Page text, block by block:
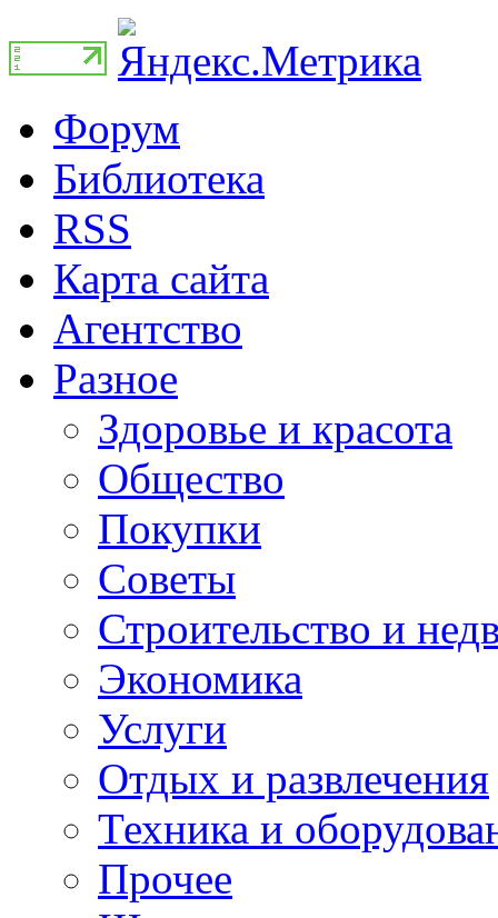
Форум
Библиотека
RSS
Карта сайта
Агентство
Разное
Здоровье и красота
Общество
Покупки
Советы
Строительство и
Экономика
Услуги
Отдых и развлечения
Техника и
Прочее